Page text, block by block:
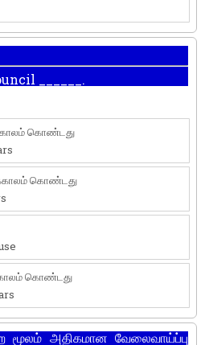
______.
கொண்டது
கொண்டது
கொண்டது
மூலம் அதிகமான வேலைவாய்ப்பு